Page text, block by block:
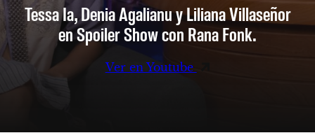
Tessa Ia, Denia Agalianu y Liliana Villaseñor
en Spoiler Show con Rana Fonk.
Ver en Youtube